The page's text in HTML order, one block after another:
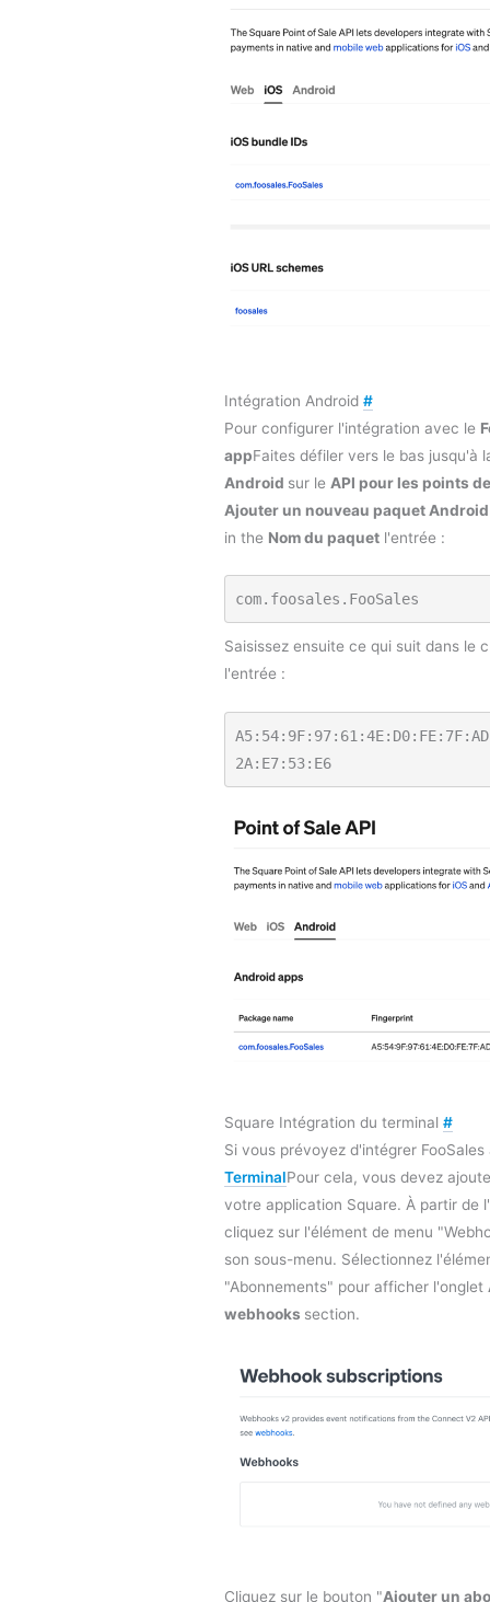
Intégration Android #
Pour configurer l'intégration avec le
appFaites défiler vers le bas jusqu'à
Android sur le API pour les points
Ajouter un nouveau paquet Android
in the Nom du paquet l'entrée :
com.foosales.FooSales
Saisissez ensuite ce qui suit dans le
l'entrée :
2A:E7:53:E6
Square Intégration du terminal #
Si vous prévoyez d'intégrer
TerminalPour cela, vous devez
votre application Square. À partir de
cliquez sur l'élément de menu
son sous-menu. Sélectionnez
"Abonnements" pour afficher l'onglet
webhooks section.
Cliquez sur le bouton "Ajouter un